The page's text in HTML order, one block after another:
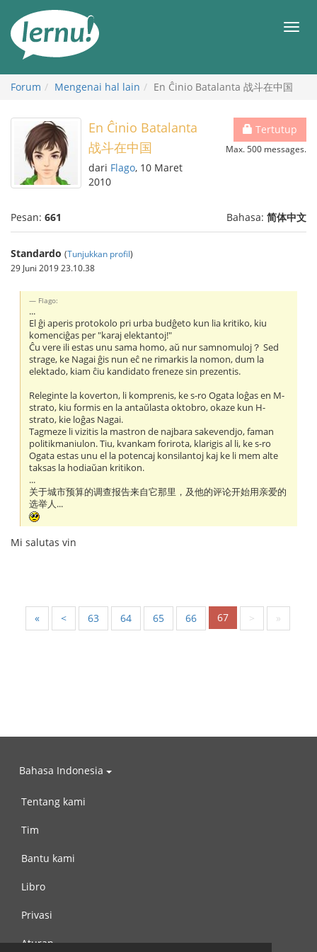
daftar
Forum Mengenai hal lain En Ĉinio Batalanta 战斗在中国
Tertutup
Max. 500 messages.
En Ĉinio Batalanta
战斗在中国
dari Flago, 10 Maret
2010
Pesan: 661 Bahasa: 简体中文
Standardo (Tunjukkan profil)
29 Juni 2019 23.10.38
Flago:
...
El ĝi aperis protokolo pri urba budĝeto kun lia kritiko, kiu
komenciĝas per "karaj elektantoj!"
Ĉu vere ili estas unu sama homo, aŭ nur samnomuloj？ Sed
strage, ke Nagai ĝis nun eĉ ne rimarkis la nomon, dum la
elektado, kiam ĉiu kandidato freneze sin prezentis.
Releginte la koverton, li komprenis, ke s-ro Ogata loĝas en M-
strato, kiu formis en la antaŭlasta oktobro, okaze kun H-
strato, kie loĝas Nagai.
Tagmeze li vizitis la mastron de najbara sakevendjo, faman
politikmaniulon. Tiu, kvankam forirota, klarigis al li, ke s-ro
Ogata estas unu el la potencaj konsilantoj kaj ke li mem alte
taksas la hodiaŭan kritikon.
...
关于城市预算的调查报告来自它那里，及他的评论开始用亲爱的
选举人...
Mi salutas vin
« < 63 64 65 66 67 > »
Bahasa Indonesia
Tentang kami
Tim
Bantu kami
Libro
Privasi
Aturan